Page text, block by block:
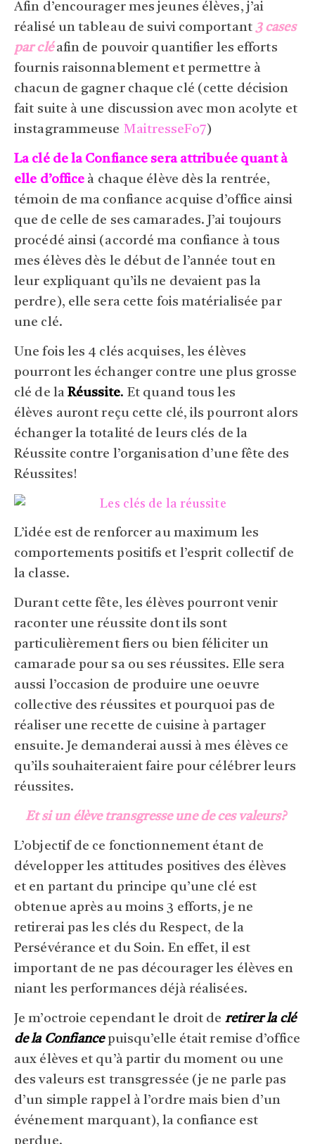
Afin d’encourager mes jeunes élèves, j’ai
réalisé un tableau de suivi comportant 3 cases
par cléafin de pouvoir quantifier les efforts
fournis raisonnablement et permettre à
chacun de gagner chaque clé (cette décision
fait suite à une discussion avec mon acolyte et
instagrammeuse MaitresseFo7)
La clé de la Confiance sera attribuée quant à
elle d’office à chaque élève dès la rentrée,
témoin de ma confiance acquise d’office ainsi
que de celle de ses camarades. J’ai toujours
procédé ainsi (accordé ma confiance à tous
mes élèves dès le début de l’année tout en
leur expliquant qu’ils ne devaient pas la
perdre), elle sera cette fois matérialisée par
une clé.
Une fois les 4 clés acquises, les élèves
pourront les échanger contre une plus grosse
clé de la Réussite.Et quand tous les
élèves auront reçu cette clé, ils pourront alors
échanger la totalité de leurs clés de la
Réussite contre l’organisation d’une fête des
Réussites!
L’idée est de renforcer au maximum les
comportements positifs et l’esprit collectif de
la classe.
Durant cette fête, les élèves pourront venir
raconter une réussite dont ils sont
particulièrement fiers ou bien féliciter un
camarade pour sa ou ses réussites. Elle sera
aussi l’occasion de produire une oeuvre
collective des réussites et pourquoi pas de
réaliser une recette de cuisine à partager
ensuite. Je demanderai aussi à mes élèves ce
qu’ils souhaiteraient faire pour célébrer leurs
réussites.
Et si un élève transgresse une de ces valeurs?
L’objectif de ce fonctionnement étant de
développer les attitudes positives des élèves
et en partant du principe qu’une clé est
obtenue après au moins 3 efforts, je ne
retirerai pas les clés du Respect, de la
Persévérance et du Soin. En effet, il est
important de ne pas décourager les élèves en
niant les performances déjà réalisées.
Je m’octroie cependant le droit de retirer la clé
de la Confiancepuisqu’elle était remise d’office
aux élèves et qu’à partir du moment ou une
des valeurs est transgressée (je ne parle pas
d’un simple rappel à l’ordre mais bien d’un
événement marquant), la confiance est